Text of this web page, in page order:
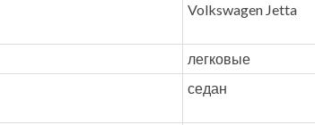
Volkswagen Jetta
легковые
седан